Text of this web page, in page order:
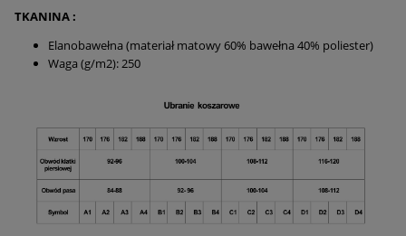
TKANINA :
Elanobawełna (materiał matowy 60% bawełna 40% poliester)
Waga (g/m2): 250